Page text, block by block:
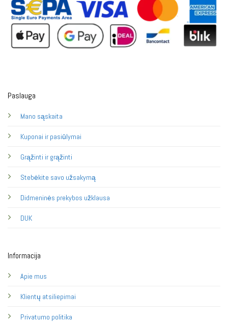
Paslauga
Mano sąskaita
Kuponai ir pasiūlymai
Grąžinti ir grąžinti
Stebėkite savo užsakymą
Didmeninės prekybos užklausa
DUK
Informacija
Apie mus
Klientų atsiliepimai
Privatumo politika